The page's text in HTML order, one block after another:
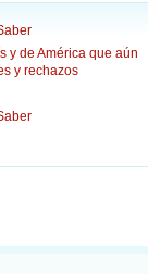
y de América que aún
y rechazos